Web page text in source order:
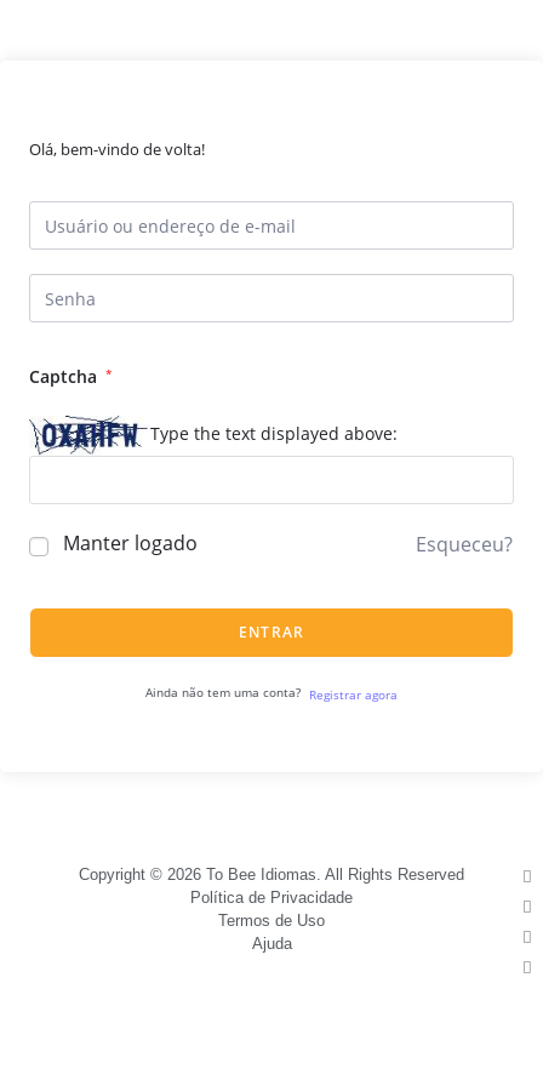
Olá, bem-vindo de volta!
Captcha *
Type the text displayed above:
Manter logado Esqueceu?
ENTRAR
Ainda não tem uma conta? Registrar agora
Copyright © 2026 To Bee Idiomas. All Rights Reserved
Política de Privacidade
Termos de Uso
Ajuda